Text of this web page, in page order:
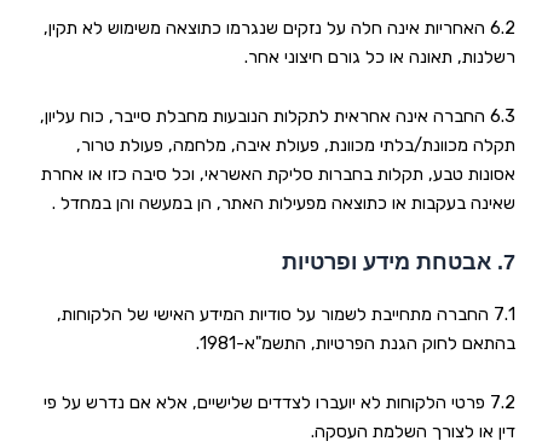
6.2 האחריות אינה חלה על נזקים שנגרמו כתוצאה משימוש לא תקין,
רשלנות, תאונה או כל גורם חיצוני אחר.
6.3 החברה אינה אחראית לתקלות הנובעות מחבלת סייבר, כוח עליון,
תקלה מכוונת/בלתי מכוונת, פעולת איבה, מלחמה, פעולת טרור,
אסונות טבע, תקלות בחברות סליקת האשראי, וכל סיבה כזו או אחרת
שאינה בעקבות או כתוצאה מפעילות האתר, הן במעשה והן במחדל .
7. אבטחת מידע ופרטיות
7.1 החברה מתחייבת לשמור על סודיות המידע האישי של הלקוחות,
בהתאם לחוק הגנת הפרטיות, התשמ"א-1981
.
7.2 פרטי הלקוחות לא יועברו לצדדים שלישיים, אלא אם נדרש על פי
דין או לצורך השלמת העסקה.